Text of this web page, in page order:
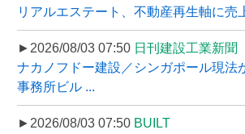
リアルエステート、不動産再生軸に売
►2026/08/03 07:50 日刊建設工業新聞
ナカノフドー建設／シンガポール現法
事務所ビル ...
►2026/08/03 07:50 BUILT